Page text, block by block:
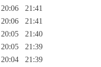
20:06
21:41
20:06
21:41
20:05
21:40
20:05
21:39
20:04
21:39